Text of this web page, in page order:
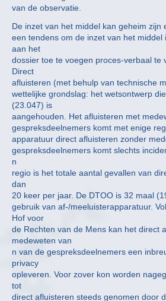
van de observatie.
De inzet van het middel kan geheim zijn
een tendens om de inzet van het middel
aan het
dossier toe te voegen proces-verbaal te
Direct
afluisteren (met behulp van technische
wettelijke grondslag: het wetsontwerp
(23.047) is
aangehouden. Het afluisteren met
gespreksdeelnemers komt met enige
apparatuur direct afluisteren zonder
gespreksdeelnemers komt slechts
n
regio is het totale aantal gevallen van
dan
20 keer per jaar. De DTOO is 32 maal
gebruik van af-/meeluisterapparatuur.
Hof voor
de Rechten van de Mens kan het direct
medeweten van
n van de gespreksdeelnemers een
privacy
opleveren. Voor zover kon worden
tot
direct afluisteren steeds genomen door